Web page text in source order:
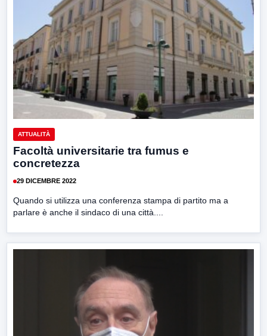
ATTUALITÀ
Facoltà universitarie tra fumus e
concretezza
29 DICEMBRE 2022
Quando si utilizza una conferenza stampa di partito ma a
parlare è anche il sindaco di una città....